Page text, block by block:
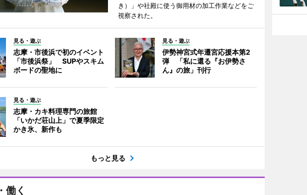
き）」や社殿に使う御用材の加工作業などをご
視察された。
見る・遊ぶ
志摩・市後浜で初のイベント
「市後浜祭」 SUPやスキム
ボードの聖地に
見る・遊ぶ
伊勢神宮式年遷宮応援本第2
弾 「私に還る『お伊勢さ
ん』の旅」刊行
見る・遊ぶ
志摩・カキ料理専門の旅館
「いかだ荘山上」で夏季限定
かき氷、新作も
もっと見る
働く